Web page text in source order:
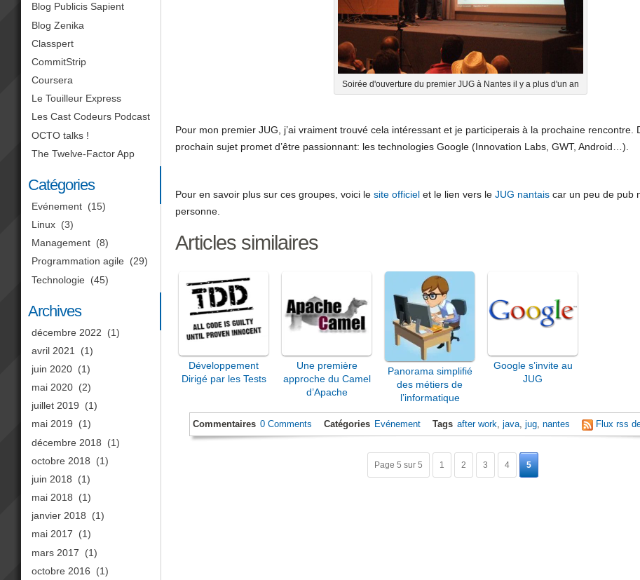
Soirée d'ouverture du premier JUG à Nantes il y a plus d'un an
Pour mon premier JUG, j’ai vraiment trouvé cela intéressant et je participerais à la prochaine rencontre.
prochain sujet promet d’être passionnant: les technologies Google (Innovation Labs, GWT, Android…).
Pour en savoir plus sur ces groupes, voici lesite officiel et le lien vers leJUG nantais car un peu de pub
personne.
Articles similaires
Développement
Dirigé par les Tests
Une première
approche du Camel
d’Apache
Panorama simplifié
des métiers de
l’informatique
Google s’invite au
JUG
Commentaires 0 Comments Catégories Evénement Tags after work,java,jug,nantes Flux rss
Page 5 sur 5 1 2 3 4 5
Blog Publicis Sapient
Blog Zenika
Classpert
CommitStrip
Coursera
Le Touilleur Express
Les Cast Codeurs Podcast
OCTO talks !
The Twelve-Factor App
Catégories
Evénement (15)
Linux (3)
Management (8)
Programmation agile (29)
Technologie (45)
Archives
décembre 2022
(1)
avril 2021
(1)
juin 2020 (1)
mai 2020 (2)
juillet 2019
(1)
mai 2019
(1)
décembre 2018
(1)
octobre 2018
(1)
juin 2018
(1)
mai 2018
(1)
janvier 2018
(1)
mai 2017
(1)
mars 2017
(1)
octobre 2016
(1)